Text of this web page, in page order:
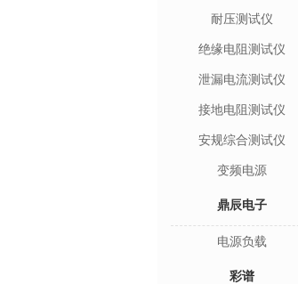
耐压测试仪
绝缘电阻测试仪
泄漏电流测试仪
接地电阻测试仪
安规综合测试仪
变频电源
鼎辰电子
电源负载
彩谱